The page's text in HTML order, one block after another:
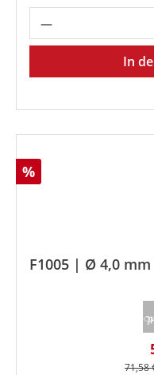
Produkt
In
Rabatt
%
F1005 | Ø 4,0
71,58